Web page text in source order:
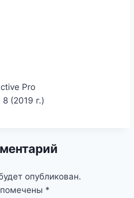
Pro
(2019 г.)
опубликован.
*